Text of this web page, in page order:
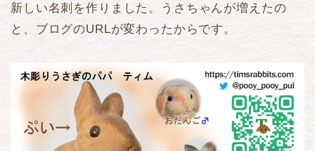
新しい名刺を作りました。うさちゃんが増えたの
と、ブログのURLが変わったからです。